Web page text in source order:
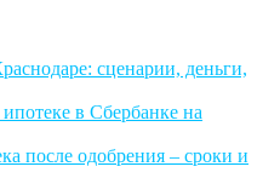
сценарии, деньги,
в Сбербанке на
после одобрения – сроки и